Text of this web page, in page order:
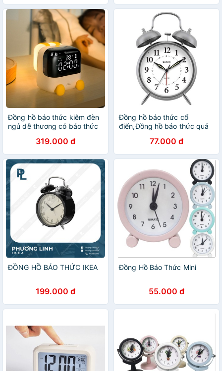
Đồng hồ báo thức kiêm đèn
ngủ dễ thương có báo thức
319.000 đ
Đồng hồ báo thức cổ
điển,Đồng hồ báo thức quả
77.000 đ
ĐỒNG HỒ BÁO THỨC IKEA
199.000 đ
Đồng Hồ Báo Thức Mini
55.000 đ